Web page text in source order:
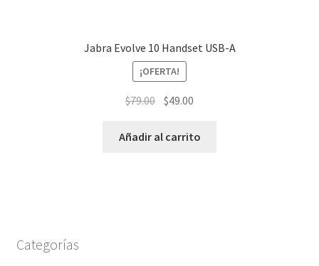
Jabra Evolve 10 Handset USB-A
¡OFERTA!
$79.00 El
original
$49.00
actual
Añadir al carrito
Categorías